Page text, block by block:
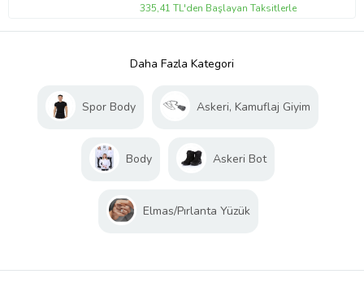
335,41 TL'den Başlayan Taksitlerle
Daha Fazla Kategori
Spor Body Askeri, Kamuflaj Giyim
Body Askeri Bot
Elmas/Pırlanta Yüzük